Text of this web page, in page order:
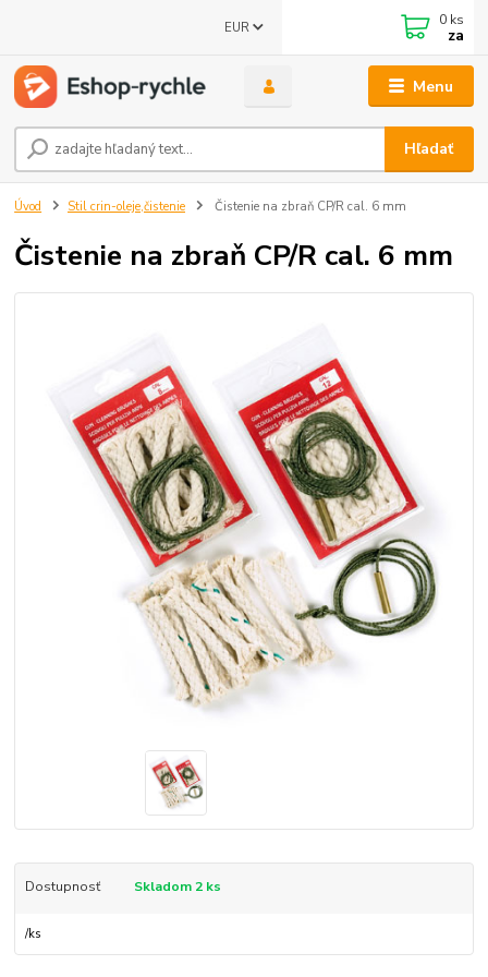
Menu
EUR
Hľadať
0 ks
za
Úvod Stil crin-oleje,čistenie Čistenie na zbraň CP/R cal. 6 mm
Čistenie na zbraň CP/R cal. 6 mm
Dostupnosť Skladom 2 ks
/ks